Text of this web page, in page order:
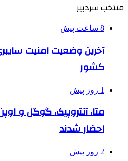
منتخب سردبیر
8 ساعت پیش
آخرین وضعیت امنیت
کشور
1 روز پیش
متا، آنتروپیک، گوگل و
احضار شدند
2 روز پیش